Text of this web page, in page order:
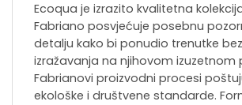
Ecoqua je izrazito kvalitetna
Fabriano posvjećuje posebnu
detalju kako bi ponudio trenutke
izražavanja na njihovom izuzetnom
Fabrianovi proizvodni procesi
ekološke i društvene standarde.